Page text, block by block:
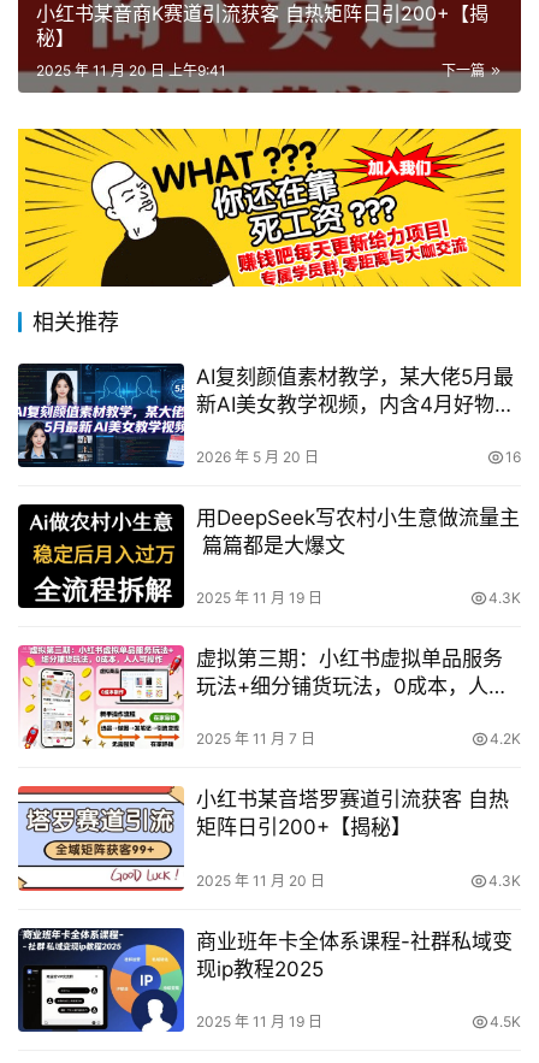
小红书某音商K赛道引流获客 自热矩阵日引200+【揭
秘】
下一篇
2025 年 11 月 20 日 上午9:41
相关推荐
AI复刻颜值素材教学，某大佬5月最
新AI美女教学视频，内含4月好物复
2026 年 5 月 20 日 16
用DeepSeek写农村小生意做流量主
篇篇都是大爆文
2025 年 11 月 19 日 4.3K
虚拟第三期：小红书虚拟单品服务
玩法+细分铺货玩法，0成本，人人
2025 年 11 月 7 日 4.2K
小红书某音塔罗赛道引流获客 自热
矩阵日引200+【揭秘】
2025 年 11 月 20 日 4.3K
商业班年卡全体系课程-社群私域变
现ip教程2025
2025 年 11 月 19 日 4.5K